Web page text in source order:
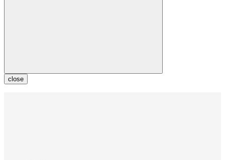
close